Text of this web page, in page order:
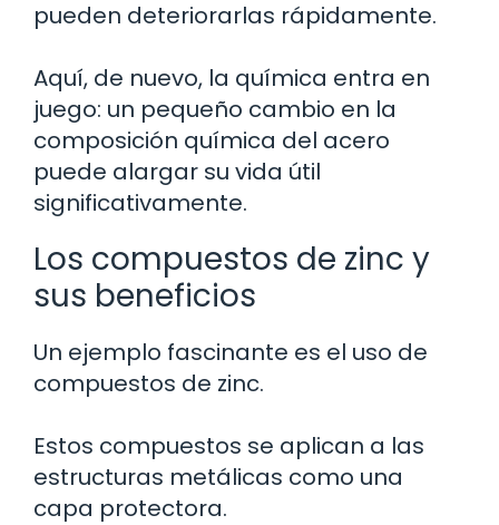
pueden deteriorarlas rápidamente.
Aquí, de nuevo, la química entra en
juego: un pequeño cambio en la
composición química del acero
puede alargar su vida útil
significativamente.
Los compuestos de zinc y
sus beneficios
Un ejemplo fascinante es el uso de
compuestos de zinc.
Estos compuestos se aplican a las
estructuras metálicas como una
capa protectora.